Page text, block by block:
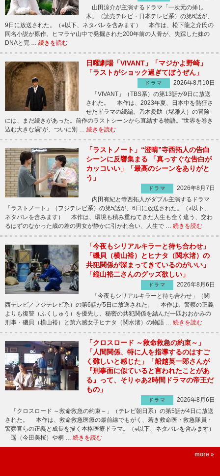
山田涼介が主演するドラマ「一次元の挿し
木」（読売テレビ・日本テレビ系）の第6話が、
9日に放送された。（※以下、ネタバレを含みます） 本作は、松下龍之介氏の
同名小説が原作。ヒマラヤ山中で発掘された200年前の人骨が、失踪した妹の
DNAと完 … 続きを読む
日曜劇場「VIVANT」「マジかよ野崎」
「ラストがショック過ぎてぼうぜん」
ドラマ
2026年8月10日
「VIVANT」（TBS系）の第13話が9日に放送
された。 本作は、2023年夏、日本中を熱狂さ
せたドラマの続編。乃木憂助（堺雅人）の冒険
には、まだ続きがあった。前作のラストシーンから直結する物語。“世界を巻き
込む大きな渦”が、ついに別 … 続きを読む
「ラストノート」“澄晴”寺西拓人の告白
シーンに反響集まる 「真っすぐな告白が
カッコいい」「最高のシーンをありがと
う」
ドラマ
2026年8月7日
内田有紀と寺西拓人がダブル主演するドラマ
「ラストノート」（フジテレビ系）の第5話が、6日に放送された。（※以下、
ネタバレを含みます） 本作は、環境も積み重ねてきた人生も全く違う、交わ
るはずのなかった歳の差の男女が静かに引かれ合い、人生で … 続きを読む
「今夜もシリアルキラーと待ち合わせ」
「磯貝（横山裕）とヒナタ（関水渚）の
共犯関係が深まってきているのがいい」
「縦山裕二さんのグッズ欲しい」
ドラマ
2026年8月6日
「今夜もシリアルキラーと待ち合わせ」（関
西テレビ／フジテレビ系）の第6話が5日に放送された。 本作は、警察の正義
よりも復讐（ふくしゅう）を優先し、秘密の共犯関係を結んだ一匹おおかみの
刑事・磯貝（横山裕）と第六感女子ヒナタ（関水渚）の物語 … 続きを読む
「クロスロード ～救命救急の約束～」
「人間関係、特に人を指導するのはすご
く難しいと感じた」「船越英一郎さんが
『刑事面に似ていると言われたことがあ
る』って、そりゃあ2時間ドラマの帝王だ
もの」
ドラマ
2026年8月6日
「クロスロード ～救命救急の約束～」（テレビ朝日系）の第5話が4日に放送
された。 本作は、救命救急医療の最前線でもがく、若き救命医・救急隊員・
警察官らの正義と成長を描く本格医療ドラマ。（※以下、ネタバレを含みます）
遥（今田美桜）や桐 … 続きを読む
more »